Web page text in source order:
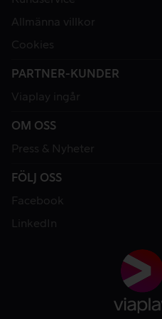
Allmänna villkor
Cookies
PARTNER-KUNDER
Viaplay ingår
OM OSS
Press & Nyheter
FÖLJ OSS
Facebook
LinkedIn